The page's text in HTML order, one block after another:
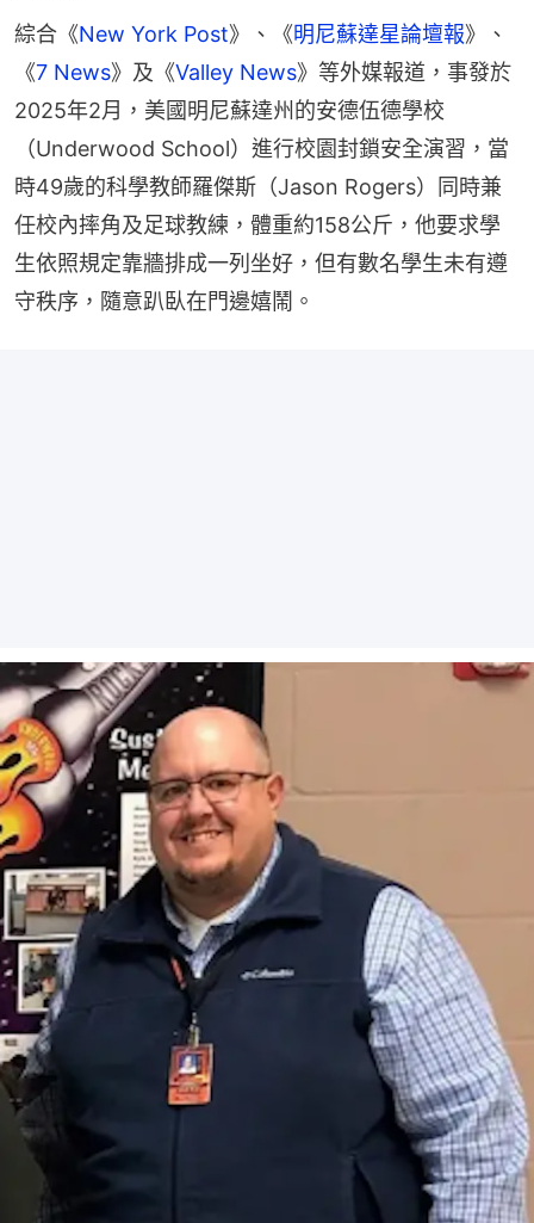
綜合《New York Post》、《明尼蘇達星論壇報》、
《7 News》及《Valley News》等外媒報道，事發於
2025年2月，美國明尼蘇達州的安德伍德學校
（Underwood School）進行校園封鎖安全演習，當
時49歲的科學教師羅傑斯（Jason Rogers）同時兼
任校內摔角及足球教練，體重約158公斤，他要求學
生依照規定靠牆排成一列坐好，但有數名學生未有遵
守秩序，隨意趴臥在門邊嬉鬧。